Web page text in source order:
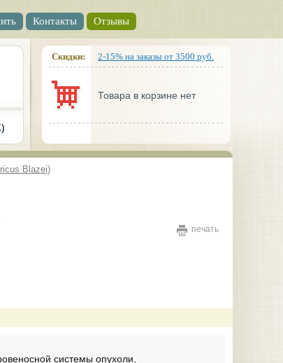
Контакты Отзывы
Скидки: 2-15% на заказы от 3500 руб.
Товара в корзине нет
Blazei)
печать
системы опухоли,